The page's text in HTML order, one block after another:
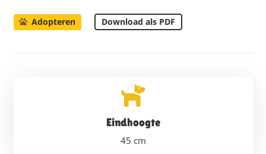
Adopteren Download als PDF
Eindhoogte
45 cm